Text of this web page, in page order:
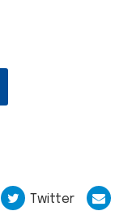
Twitter